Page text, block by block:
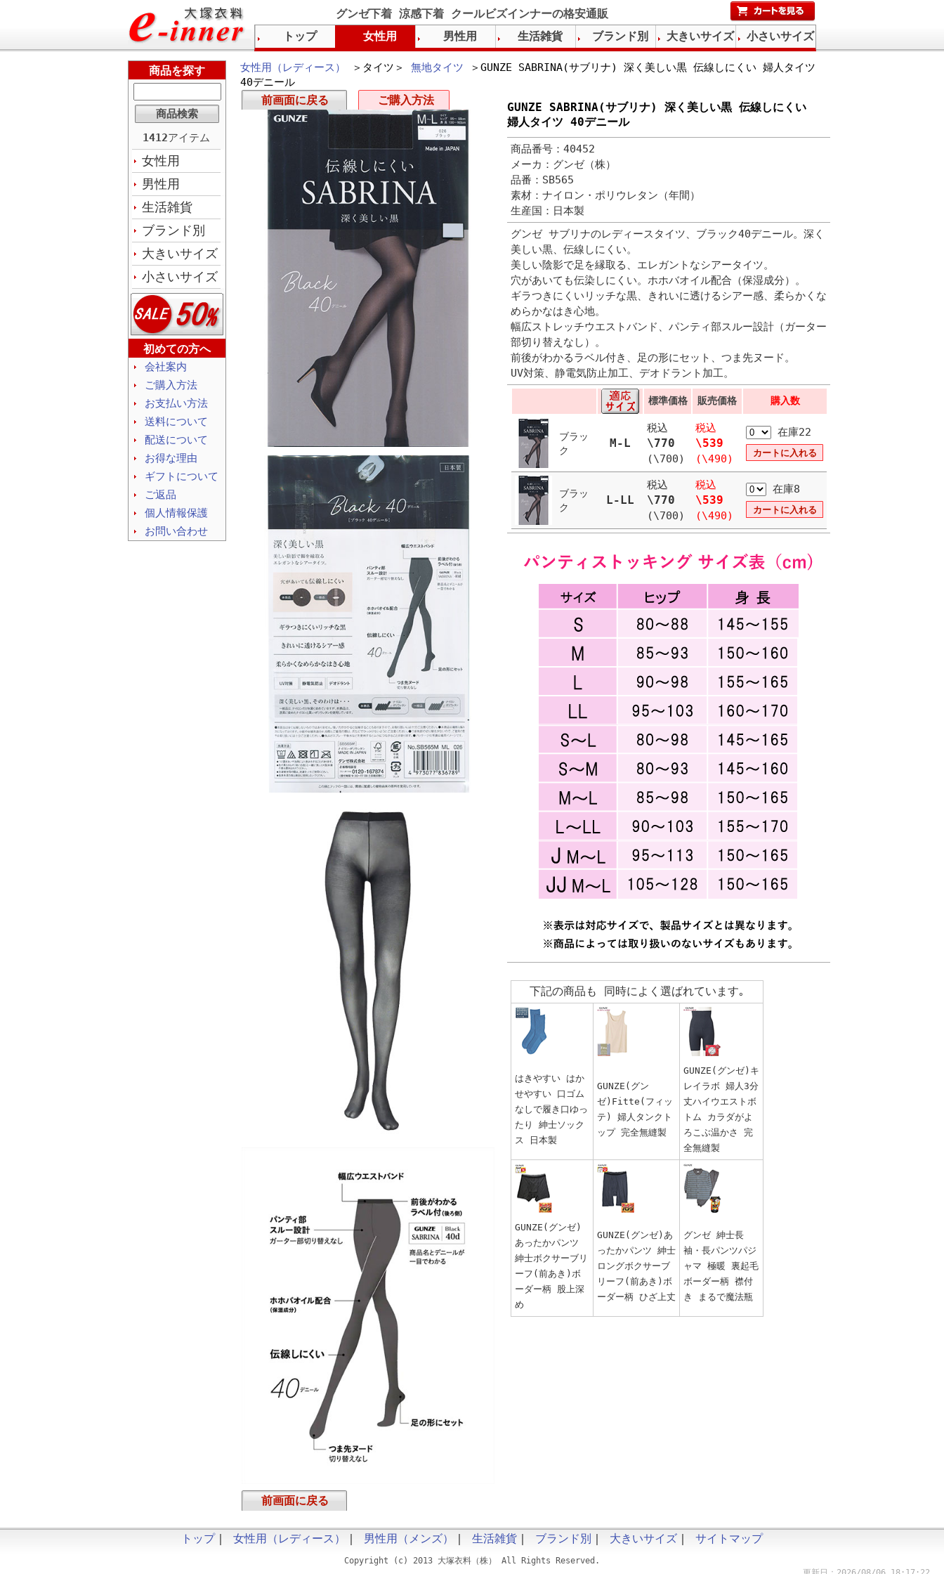
グンゼ下着 涼感下着 クールビズインナーの格安通販
女性用（レディース） ＞タイツ＞ 無地タイツ ＞GUNZE SABRINA(サブリナ) 深く美しい黒 伝線しにくい 婦人タイツ
40デニール
GUNZE SABRINA(サブリナ) 深く美しい黒 伝線しにくい
婦人タイツ 40デニール
商品番号：40452
メーカ：グンゼ（株）
品番：SB565
素材：ナイロン・ポリウレタン（年間）
生産国：日本製
グンゼ サブリナのレディースタイツ、ブラック40デニール。深く
美しい黒、伝線しにくい。
美しい陰影で足を縁取る、エレガントなシアータイツ。
穴があいても伝染しにくい。ホホバオイル配合（保湿成分）。
ギラつきにくいリッチな黒、きれいに透けるシアー感、柔らかくな
めらかなはき心地。
幅広ストレッチウエストバンド、パンティ部スルー設計（ガーター
部切り替えなし）。
前後がわかるラベル付き、足の形にセット、つま先ヌード。
UV対策、静電気防止加工、デオドラント加工。
標準価格 販売価格 購入数
ブラッ
ク
M-L
税込
\770
(\700)
税込
\539
(\490)
在庫22
ブラッ
ク
L-LL
税込
\770
(\700)
税込
\539
(\490)
在庫8
下記の商品も 同時によく選ばれています｡
はきやすい はか
せやすい 口ゴム
なしで履き口ゆっ
たり 紳士ソック
ス 日本製
GUNZE(グン
ゼ)Fitte(フィッ
テ) 婦人タンクト
ップ 完全無縫製
GUNZE(グンゼ)キ
レイラボ 婦人3分
丈ハイウエストボ
トム カラダがよ
ろこぶ温かさ 完
全無縫製
GUNZE(グンゼ)
あったかパンツ
紳士ボクサーブリ
ーフ(前あき)ボ
ーダー柄 股上深
め
GUNZE(グンゼ)あ
ったかパンツ 紳士
ロングボクサーブ
リーフ(前あき)ボ
ーダー柄 ひざ上丈
グンゼ 紳士長
袖・長パンツパジ
ャマ 極暖 裏起毛
ボーダー柄 襟付
き まるで魔法瓶
前画面に戻る ご購入方法
前画面に戻る
商品を探す
1412アイテム
女性用
男性用
生活雑貨
ブランド別
大きいサイズ
小さいサイズ
初めての方へ
会社案内
ご購入方法
お支払い方法
送料について
配送について
お得な理由
ギフトについて
ご返品
個人情報保護
お問い合わせ
トップ 女性用 男性用 生活雑貨 ブランド別 大きいサイズ 小さいサイズ
トップ｜ 女性用（レディース） ｜ 男性用（メンズ） ｜ 生活雑貨 ｜ ブランド別 ｜ 大きいサイズ ｜ サイトマップ
Copyright (c) 2013 大塚衣料（株） All Rights Reserved.